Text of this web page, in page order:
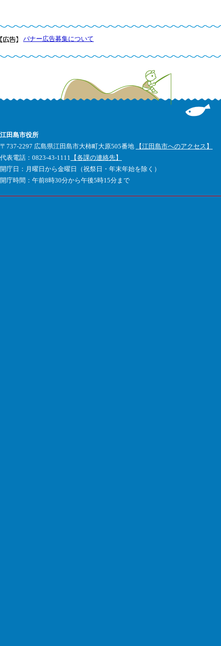
バナー広告募集について
江田島市役所
〒737-2297 広島県江田島市大柿町大原505番地
【江田島市へのアクセス】
代表電話：0823-43-1111 【各課の連絡先】
開庁日：月曜日から金曜日（祝祭日・年末年始を除く）
開庁時間：午前8時30分から午後5時15分まで